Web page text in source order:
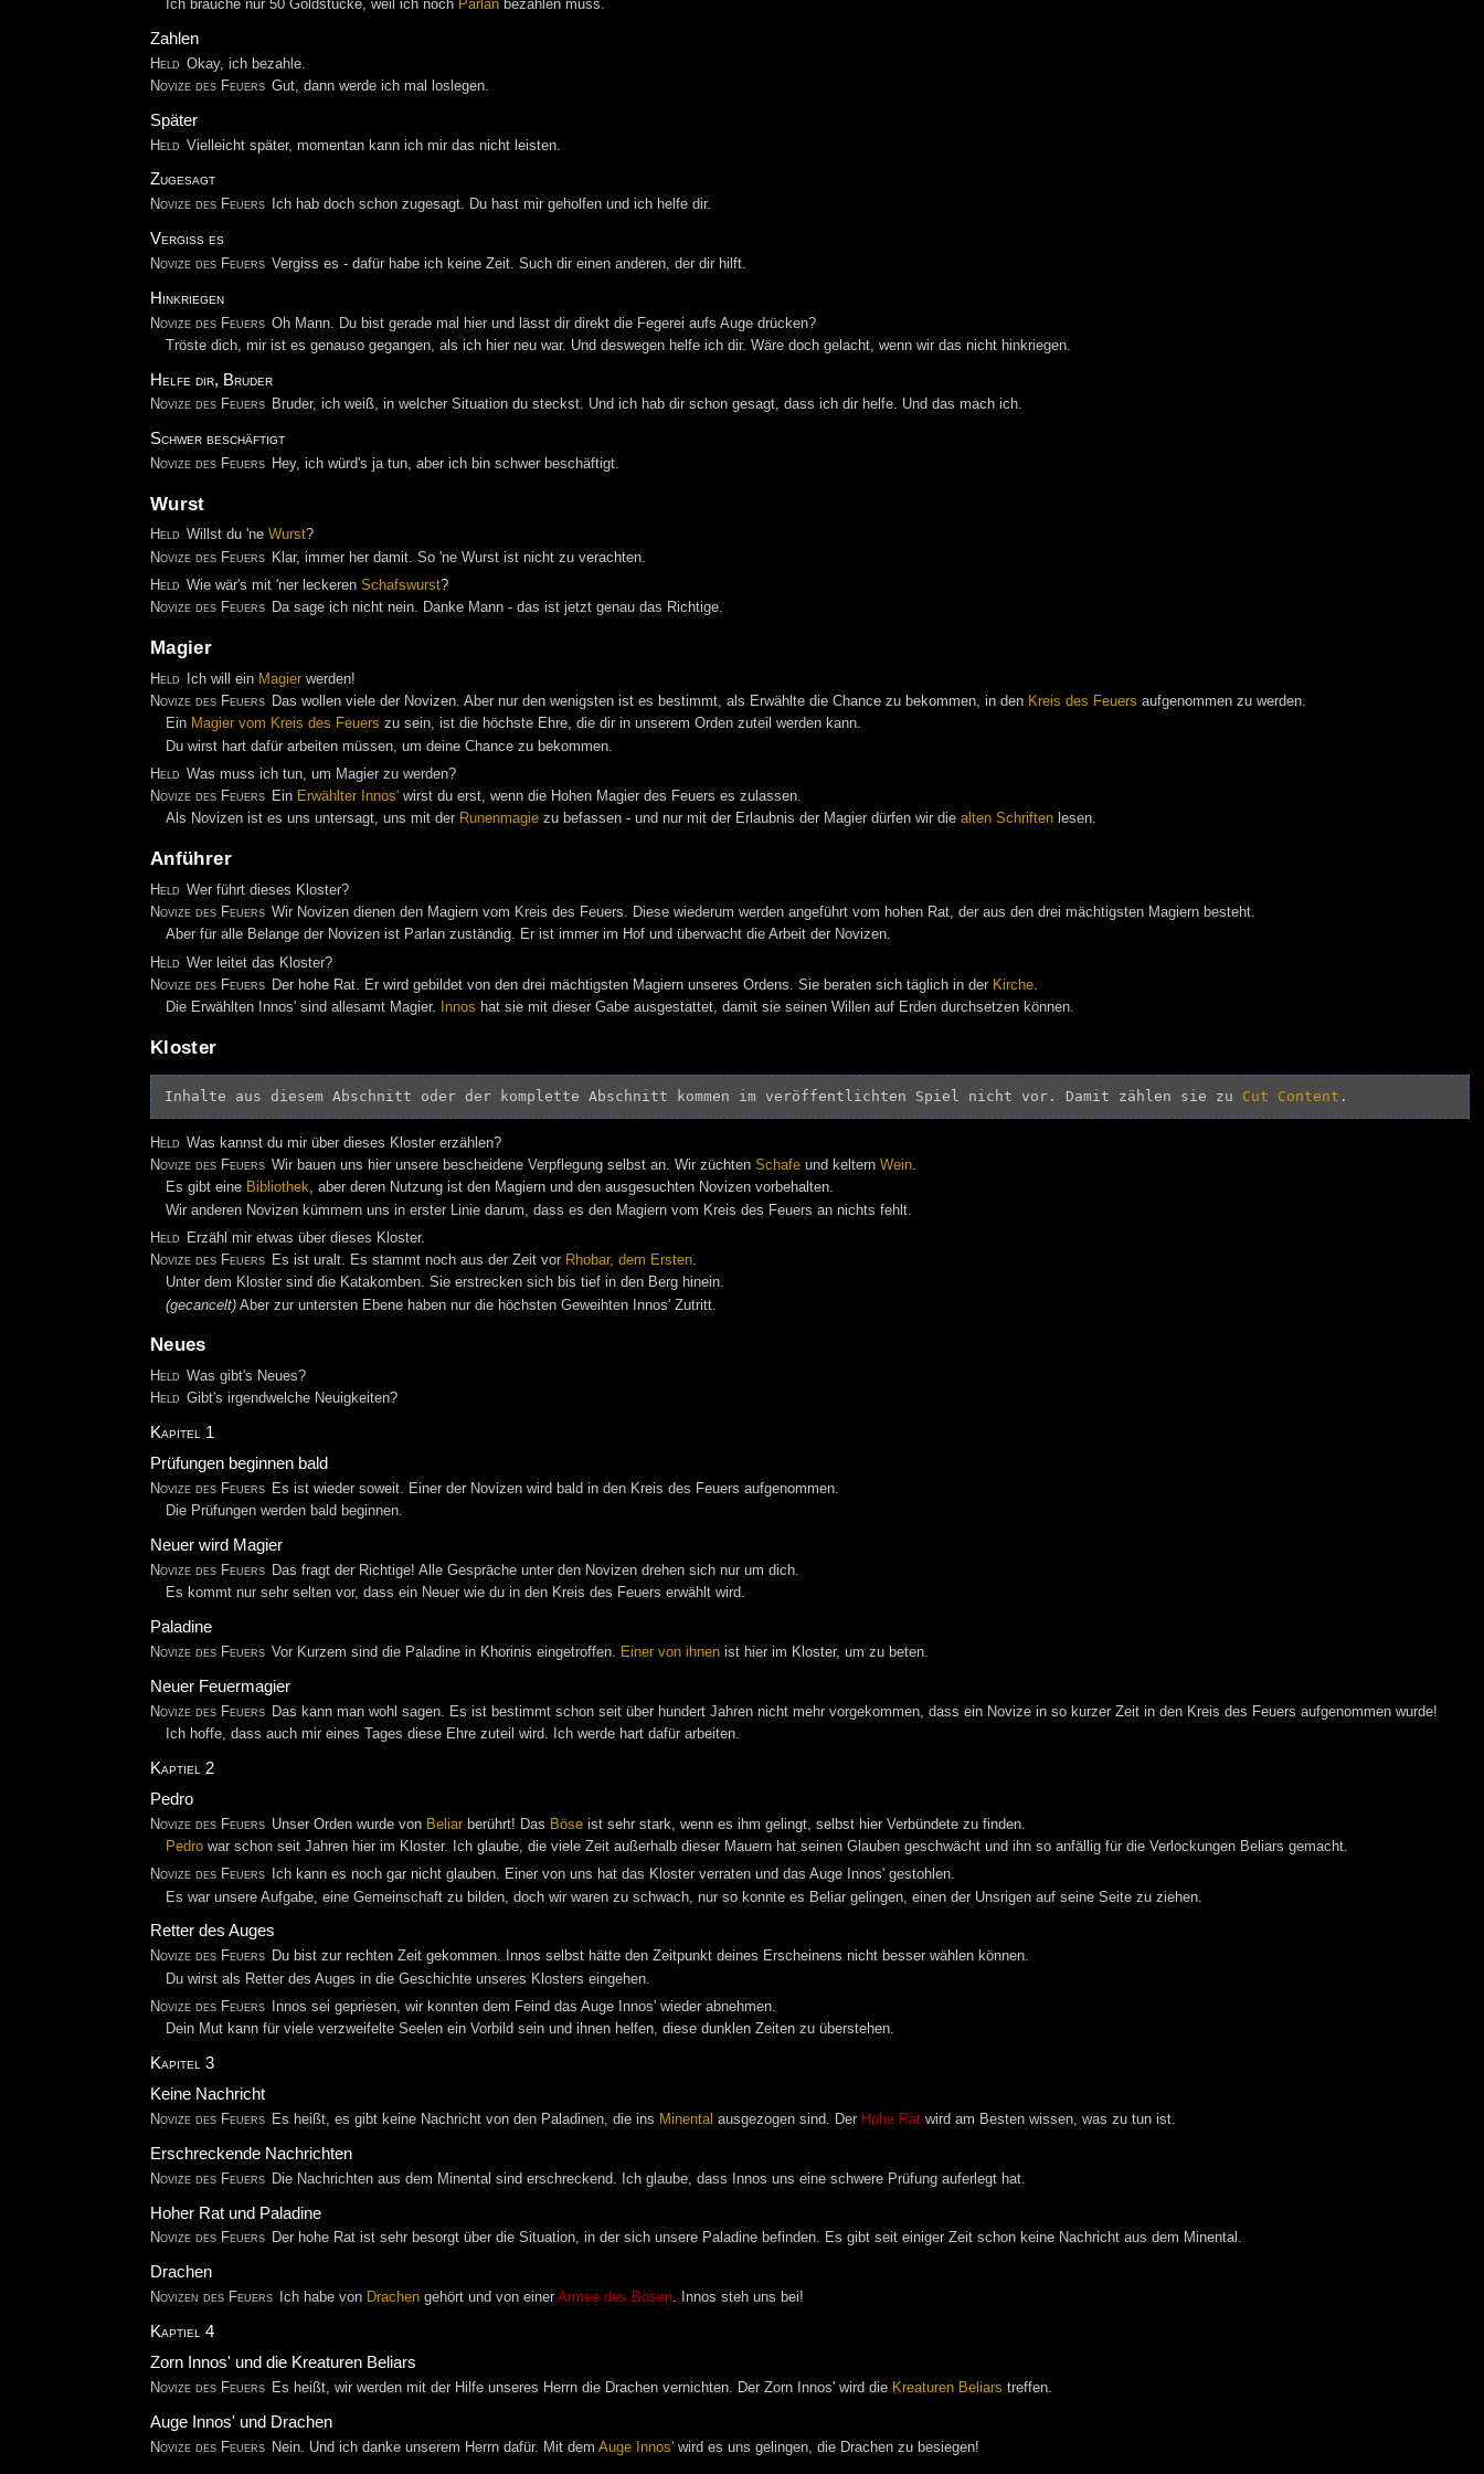
Ich brauche nur 50 Goldstücke, weil ich noch Parlanbezahlen muss.
Zahlen
Held Okay, ich bezahle.
Novize des Feuers Gut, dann werde ich mal loslegen.
Später
Held Vielleicht später, momentan kann ich mir das nicht leisten.
Zugesagt
Novize des Feuers Ich hab doch schon zugesagt. Du hast mir geholfen und ich helfe dir.
Vergiss es
Novize des Feuers Vergiss es - dafür habe ich keine Zeit. Such dir einen anderen, der dir hilft.
Hinkriegen
Novize des Feuers Oh Mann. Du bist gerade mal hier und lässt dir direkt die Fegerei aufs Auge drücken?
Tröste dich, mir ist es genauso gegangen, als ich hier neu war. Und deswegen helfe ich dir. Wäre doch gelacht, wenn wir das nicht hinkriegen.
Helfe dir, Bruder
Novize des Feuers Bruder, ich weiß, in welcher Situation du steckst. Und ich hab dir schon gesagt, dass ich dir helfe. Und das mach ich.
Schwer beschäftigt
Novize des Feuers Hey, ich würd's ja tun, aber ich bin schwer beschäftigt.
Wurst
Held Willst du 'neWurst?
Novize des Feuers Klar, immer her damit. So 'ne Wurst ist nicht zu verachten.
Held Wie wär's mit 'ner leckerenSchafswurst?
Novize des Feuers Da sage ich nicht nein. Danke Mann - das ist jetzt genau das Richtige.
Magier
Held Ich will ein Magier werden!
Novize des Feuers Das wollen viele der Novizen. Aber nur den wenigsten ist es bestimmt, als Erwählte die Chance zu bekommen, in den Kreis des Feuers aufgenommen zu werden.
Ein Magier vom Kreis des Feuers zu sein, ist die höchste Ehre, die dir in unserem Orden zuteil werden kann.
Du wirst hart dafür arbeiten müssen, um deine Chance zu bekommen.
Held Was muss ich tun, um Magier zu werden?
Novize des Feuers Ein Erwählter Innos' wirst du erst, wenn die Hohen Magier des Feuers es zulassen.
Als Novizen ist es uns untersagt, uns mit der Runenmagiezu befassen - und nur mit der Erlaubnis der Magier dürfen wir die alten Schriftenlesen.
Anführer
Held Wer führt dieses Kloster?
Novize des Feuers Wir Novizen dienen den Magiern vom Kreis des Feuers. Diese wiederum werden angeführt vom hohen Rat, der aus den drei mächtigsten Magiern besteht.
Aber für alle Belange der Novizen ist Parlan zuständig. Er ist immer im Hof und überwacht die Arbeit der Novizen.
Held Wer leitet das Kloster?
Novize des Feuers Der hohe Rat. Er wird gebildet von den drei mächtigsten Magiern unseres Ordens. Sie beraten sich täglich in der Kirche.
Die Erwählten Innos' sind allesamt Magier.
Innos hat sie mit dieser Gabe ausgestattet, damit sie seinen Willen auf Erden durchsetzen können.
Kloster
Inhalte aus diesem Abschnitt oder der komplette Abschnitt kommen im veröffentlichten Spiel nicht vor. Damit zählen sie zu Cut Content
Held Was kannst du mir über dieses Kloster erzählen?
Novize des Feuers Wir bauen uns hier unsere bescheidene Verpflegung selbst an. Wir züchtenSchafe und kelternWein.
Es gibt eine Bibliothek, aber deren Nutzung ist den Magiern und den ausgesuchten Novizen vorbehalten.
Wir anderen Novizen kümmern uns in erster Linie darum, dass es den Magiern vom Kreis des Feuers an nichts fehlt.
Held
Erzähl mir etwas über dieses Kloster.
Novize des Feuers Es ist uralt. Es stammt noch aus der Zeit vor Rhobar, dem Ersten.
Unter dem Kloster sind die Katakomben. Sie erstrecken sich bis tief in den Berg hinein.
(gecancelt)Aber zur untersten Ebene haben nur die höchsten Geweihten Innos' Zutritt.
Neues
Held Was gibt's Neues?
Held Gibt's irgendwelche Neuigkeiten?
Kapitel 1
Prüfungen beginnen bald
Novize des Feuers Es ist wieder soweit. Einer der Novizen wird bald in den Kreis des Feuers aufgenommen.
Die Prüfungen werden bald beginnen.
Neuer wird Magier
Novize des Feuers Das fragt der Richtige! Alle Gespräche unter den Novizen drehen sich nur um dich.
Es kommt nur sehr selten vor, dass ein Neuer wie du in den Kreis des Feuers erwählt wird.
Paladine
Novize des Feuers Vor Kurzem sind die Paladine in Khorinis eingetroffen. Einer von ihnen ist hier im Kloster, um zu beten.
Neuer Feuermagier
Novize des Feuers Das kann man wohl sagen. Es ist bestimmt schon seit über hundert Jahren nicht mehr vorgekommen, dass ein Novize in so kurzer Zeit in den Kreis des Feuers aufgenommen wurde!
Ich hoffe, dass auch mir eines Tages diese Ehre zuteil wird. Ich werde hart dafür arbeiten.
Kaptiel 2
Pedro
Novize des Feuers Unser Orden wurde von Beliar berührt! Das Böse ist sehr stark, wenn es ihm gelingt, selbst hier Verbündete zu finden.
Pedrowar schon seit Jahren hier im Kloster. Ich glaube, die viele Zeit außerhalb dieser Mauern hat seinen Glauben geschwächt und ihn so anfällig für die Verlockungen Beliars gemacht.
Novize des Feuers
Ich kann es noch gar nicht glauben. Einer von uns hat das Kloster verraten und das Auge Innos' gestohlen.
Es war unsere Aufgabe, eine Gemeinschaft zu bilden, doch wir waren zu schwach, nur so konnte es Beliar gelingen, einen der Unsrigen auf seine Seite zu ziehen.
Retter des Auges
Novize des Feuers Du bist zur rechten Zeit gekommen. Innos selbst hätte den Zeitpunkt deines Erscheinens nicht besser wählen können.
Du wirst als Retter des Auges in die Geschichte unseres Klosters eingehen.
Novize des Feuers
Innos sei gepriesen, wir konnten dem Feind das Auge Innos' wieder abnehmen.
Dein Mut kann für viele verzweifelte Seelen ein Vorbild sein und ihnen helfen, diese dunklen Zeiten zu überstehen.
Kapitel 3
Keine Nachricht
Novize des Feuers Es heißt, es gibt keine Nachricht von den Paladinen, die ins Minental ausgezogen sind. Der Hohe Rat wird am Besten wissen, was zu tun ist.
Erschreckende Nachrichten
Novize des Feuers Die Nachrichten aus dem Minental sind erschreckend. Ich glaube, dass Innos uns eine schwere Prüfung auferlegt hat.
Hoher Rat und Paladine
Novize des Feuers Der hohe Rat ist sehr besorgt über die Situation, in der sich unsere Paladine befinden. Es gibt seit einiger Zeit schon keine Nachricht aus dem Minental.
Drachen
Novizen des Feuers Ich habe von Drachen gehört und von einerArmee des Bösen. Innos steh uns bei!
Kaptiel 4
Zorn Innos' und die Kreaturen Beliars
Novize des Feuers Es heißt, wir werden mit der Hilfe unseres Herrn die Drachen vernichten. Der Zorn Innos' wird die Kreaturen Beliars treffen.
Auge Innos' und Drachen
Novize des Feuers Nein. Und ich danke unserem Herrn dafür. Mit demAuge Innos' wird es uns gelingen, die Drachen zu besiegen!